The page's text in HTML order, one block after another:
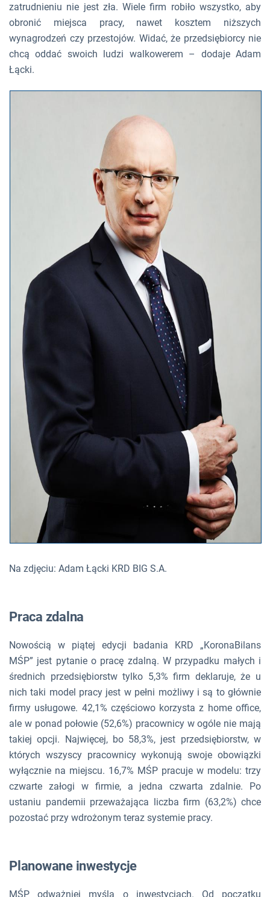
zatrudnieniu nie jest zła. Wiele firm robiło wszystko, aby
obronić miejsca pracy, nawet kosztem niższych
wynagrodzeń czy przestojów. Widać, że przedsiębiorcy nie
chcą oddać swoich ludzi walkowerem – dodaje Adam
Łącki.
Na zdjęciu: Adam Łącki KRD BIG S.A.
Praca zdalna
Nowością w piątej edycji badania KRD „KoronaBilans
MŚP” jest pytanie o pracę zdalną. W przypadku małych i
średnich przedsiębiorstw tylko 5,3% firm deklaruje, że u
nich taki model pracy jest w pełni możliwy i są to głównie
firmy usługowe. 42,1% częściowo korzysta z home office,
ale w ponad połowie (52,6%) pracownicy w ogóle nie mają
takiej opcji. Najwięcej, bo 58,3%, jest przedsiębiorstw, w
których wszyscy pracownicy wykonują swoje obowiązki
wyłącznie na miejscu. 16,7% MŚP pracuje w modelu: trzy
czwarte załogi w firmie, a jedna czwarta zdalnie. Po
ustaniu pandemii przeważająca liczba firm (63,2%) chce
pozostać przy wdrożonym teraz systemie pracy.
Planowane inwestycje
MŚP odważniej myślą o inwestycjach. Od początku